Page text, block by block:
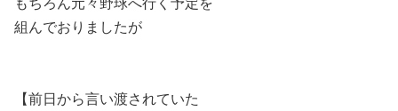
もちろん元々野球へ行く予定を
組んでおりましたが
【前日から言い渡されていた